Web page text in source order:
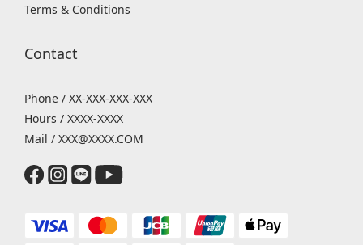
Terms & Conditions
Contact
Phone / XX-XXX-XXX-XXX
Hours / XXXX-XXXX
Mail / XXX@XXXX.COM